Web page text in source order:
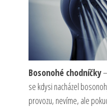
Bosonohé chodníčky
se kdysi nacházel
provozu, nevíme, ale